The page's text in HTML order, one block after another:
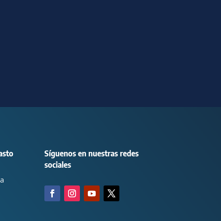
Síguenos en nuestras redes
sociales